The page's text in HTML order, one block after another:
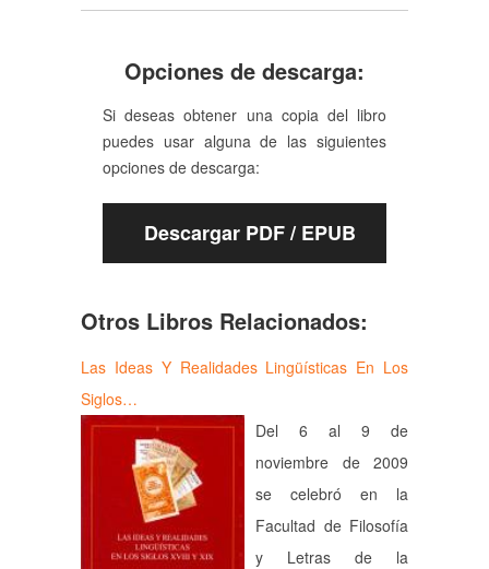
Opciones de descarga:
Si deseas obtener una copia del libro
puedes usar alguna de las siguientes
opciones de descarga:
Descargar PDF / EPUB
Otros Libros Relacionados:
Las Ideas Y Realidades Lingüísticas En Los
Siglos…
Del 6 al 9 de
noviembre de 2009
se celebró en la
Facultad de Filosofía
y Letras de la